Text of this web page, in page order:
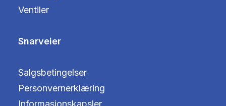
Ventiler
Snarveier
Salgsbetingelser
Personvernerklæring
Informasjonskapsler